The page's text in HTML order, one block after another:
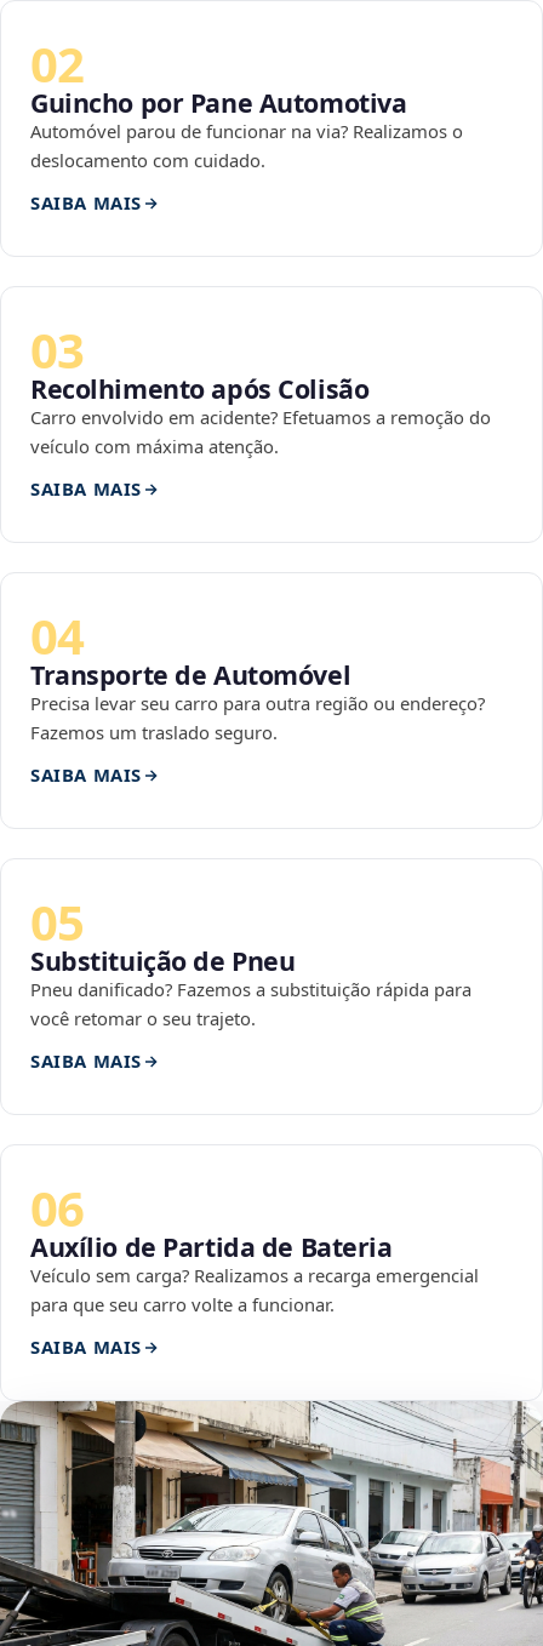
02
Guincho por Pane Automotiva
Automóvel parou de funcionar na via? Realizamos o
deslocamento com cuidado.
SAIBA MAIS
03
Recolhimento após Colisão
Carro envolvido em acidente? Efetuamos a remoção do
veículo com máxima atenção.
SAIBA MAIS
04
Transporte de Automóvel
Precisa levar seu carro para outra região ou endereço?
Fazemos um traslado seguro.
SAIBA MAIS
05
Substituição de Pneu
Pneu danificado? Fazemos a substituição rápida para
você retomar o seu trajeto.
SAIBA MAIS
06
Auxílio de Partida de Bateria
Veículo sem carga? Realizamos a recarga emergencial
para que seu carro volte a funcionar.
SAIBA MAIS